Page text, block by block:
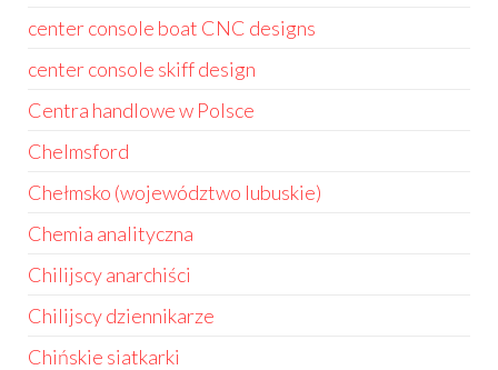
center console boat CNC designs
center console skiff design
Centra handlowe w Polsce
Chelmsford
Chełmsko (województwo lubuskie)
Chemia analityczna
Chilijscy anarchiści
Chilijscy dziennikarze
Chińskie siatkarki